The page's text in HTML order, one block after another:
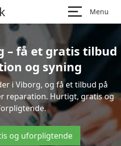
Menu
– få et gratis tilbud
og syning
i Viborg, og få et tilbud på
reparation. Hurtigt, gratis og
og uforpligtende